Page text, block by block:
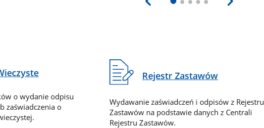
o wydanie odpisu
zaświadczenia o
Rejestr Zastawów
Wydawanie zaświadczeń i odpisów z Rejestru
Zastawów na podstawie danych z Centrali
Rejestru Zastawów.